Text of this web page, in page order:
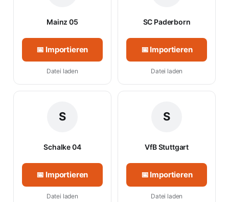
Mainz 05
📅 Importieren
Datei laden
SC Paderborn
📅 Importieren
Datei laden
S
Schalke 04
📅 Importieren
Datei laden
S
VfB Stuttgart
📅 Importieren
Datei laden